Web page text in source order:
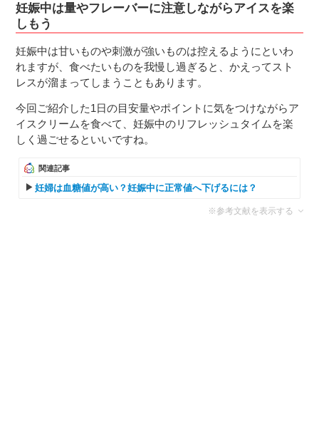
妊娠中は量やフレーバーに注意しながらアイスを楽
しもう
妊娠中は甘いものや刺激が強いものは控えるようにといわ
れますが、食べたいものを我慢し過ぎると、かえってスト
レスが溜まってしまうこともあります。
今回ご紹介した1日の目安量やポイントに気をつけながらア
イスクリームを食べて、妊娠中のリフレッシュタイムを楽
しく過ごせるといいですね。
関連記事
妊婦は血糖値が高い？妊娠中に正常値へ下げるには？
※参考文献を表示する